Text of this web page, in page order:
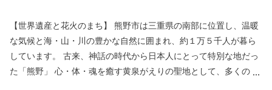
【世界遺産と花火のまち】 熊野市は三重県の南部に位置し、温暖
な気候と海・山・川の豊かな自然に囲まれ、約１万５千人が暮ら
しています。 古来、神話の時代から日本人にとって特別な地だっ
た「熊野」 心・体・魂を癒す黄泉がえりの聖地として、多くの